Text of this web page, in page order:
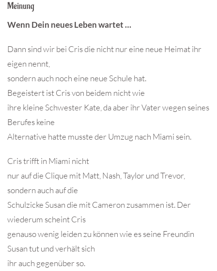
Meinung
Wenn Dein neues Leben wartet …
Dann sind wir bei Cris die nicht nur eine neue Heimat ihr
eigen nennt,
sondern auch noch eine neue Schule hat.
Begeistert ist Cris von beidem nicht wie
ihre kleine Schwester Kate, da aber ihr Vater wegen seines
Berufes keine
Alternative hatte musste der Umzug nach Miami sein.
Cris trifft in Miami nicht
nur auf die Clique mit Matt, Nash, Taylor und Trevor,
sondern auch auf die
Schulzicke Susan die mit Cameron zusammen ist. Der
wiederum scheint Cris
genauso wenig leiden zu können wie es seine Freundin
Susan tut und verhält sich
ihr auch gegenüber so.